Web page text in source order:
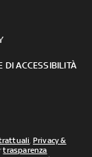
DI ACCESSIBILITÀ
, Privacy &
trasparenza